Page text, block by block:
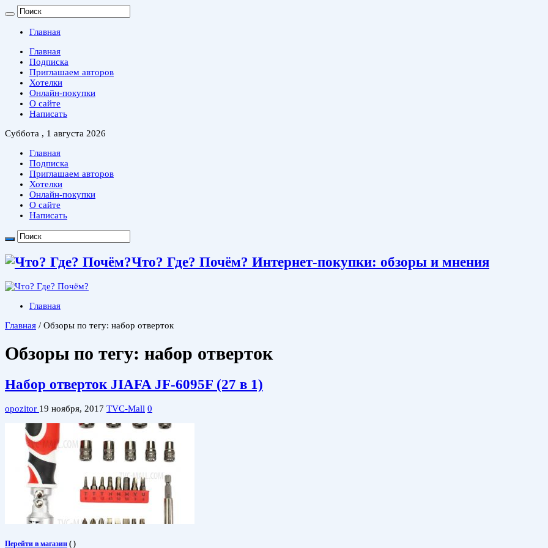
Главная
Главная
Подписка
Приглашаем авторов
Хотелки
Онлайн-покупки
О сайте
Написать
Суббота , 1 августа 2026
Главная
Подписка
Приглашаем авторов
Хотелки
Онлайн-покупки
О сайте
Написать
Что? Где? Почём? Интернет-покупки: обзоры и мнения
Главная
Главная / Обзоры по тегу: набор отверток
Обзоры по тегу: набор отверток
Набор отверток JIAFA JF-6095F (27 в 1)
opozitor 19 ноября, 2017 TVC-Mall 0
Перейти в магазин ( )